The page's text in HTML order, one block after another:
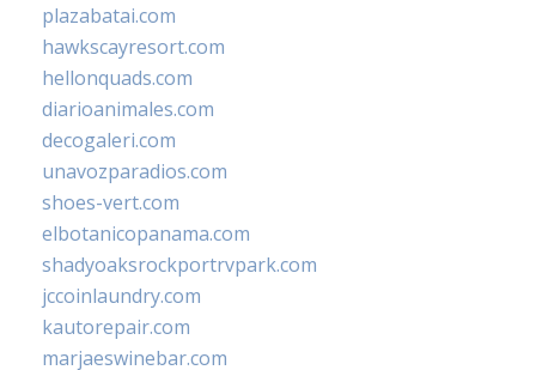
plazabatai.com
hawkscayresort.com
hellonquads.com
diarioanimales.com
decogaleri.com
unavozparadios.com
shoes-vert.com
elbotanicopanama.com
shadyoaksrockportrvpark.com
jccoinlaundry.com
kautorepair.com
marjaeswinebar.com